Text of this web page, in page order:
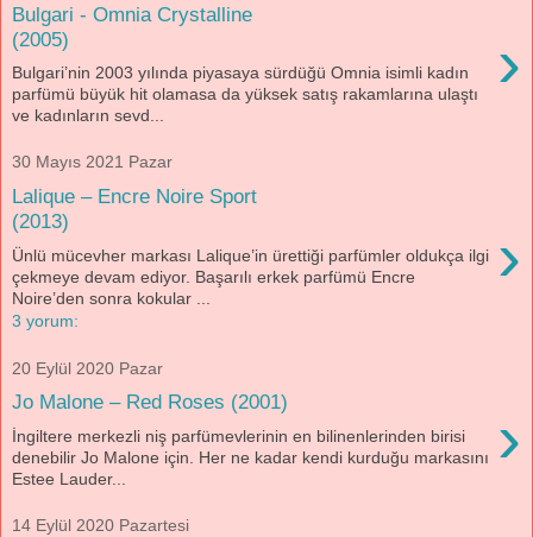
Bulgari - Omnia Crystalline
(2005)
›
Bulgari’nin 2003 yılında piyasaya sürdüğü Omnia isimli kadın
parfümü büyük hit olamasa da yüksek satış rakamlarına ulaştı
ve kadınların sevd...
30 Mayıs 2021 Pazar
Lalique – Encre Noire Sport
(2013)
›
Ünlü mücevher markası Lalique’in ürettiği parfümler oldukça ilgi
çekmeye devam ediyor. Başarılı erkek parfümü Encre
Noire’den sonra kokular ...
3 yorum:
20 Eylül 2020 Pazar
Jo Malone – Red Roses (2001) ›
İngiltere merkezli niş parfümevlerinin en bilinenlerinden birisi
denebilir Jo Malone için. Her ne kadar kendi kurduğu markasını
Estee Lauder...
14 Eylül 2020 Pazartesi